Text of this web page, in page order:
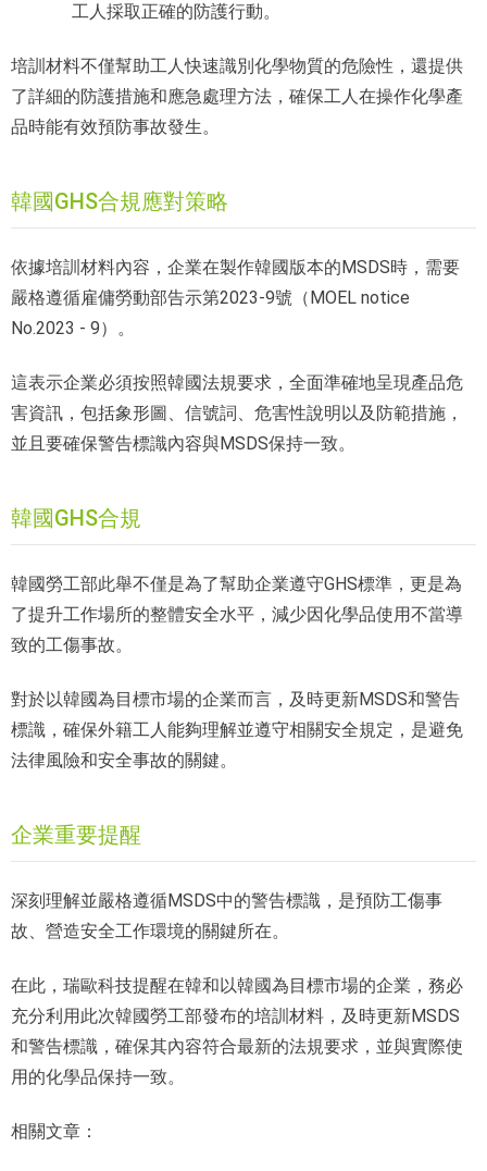
工人採取正確的防護行動。
培訓材料不僅幫助工人快速識別化學物質的危險性，還提供
了詳細的防護措施和應急處理方法，確保工人在操作化學產
品時能有效預防事故發生。
韓國GHS合規應對策略
依據培訓材料內容，企業在製作韓國版本的MSDS時，需要
嚴格遵循雇傭勞動部告示第2023-9號（MOEL notice
No.2023 - 9）。
這表示企業必須按照韓國法規要求，全面準確地呈現產品危
害資訊，包括象形圖、信號詞、危害性說明以及防範措施，
並且要確保警告標識內容與MSDS保持一致。
韓國GHS合規
韓國勞工部此舉不僅是為了幫助企業遵守GHS標準，更是為
了提升工作場所的整體安全水平，減少因化學品使用不當導
致的工傷事故。
對於以韓國為目標市場的企業而言，及時更新MSDS和警告
標識，確保外籍工人能夠理解並遵守相關安全規定，是避免
法律風險和安全事故的關鍵。
企業重要提醒
深刻理解並嚴格遵循MSDS中的警告標識，是預防工傷事
故、營造安全工作環境的關鍵所在。
在此，瑞歐科技提醒在韓和以韓國為目標市場的企業，務必
充分利用此次韓國勞工部發布的培訓材料，及時更新MSDS
和警告標識，確保其內容符合最新的法規要求，並與實際使
用的化學品保持一致。
相關文章：